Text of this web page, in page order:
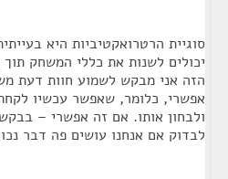
סוגיית הרטרואקטיביות היא
יכולים לשנות את כללי המשחק
הזה אני מבקש לשמוע חוות דעת
אפשרי, כלומר, שאפשר עכשיו
ולבחון אותו. אם זה אפשרי –
לבדוק אם אנחנו עושים פה דבר